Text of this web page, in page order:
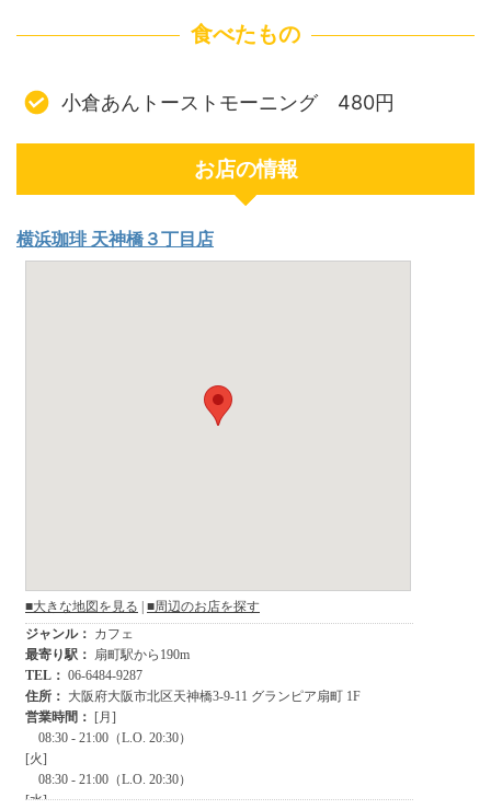
食べたもの
小倉あんトーストモーニング 480円
お店の情報
横浜珈琲 天神橋３丁目店